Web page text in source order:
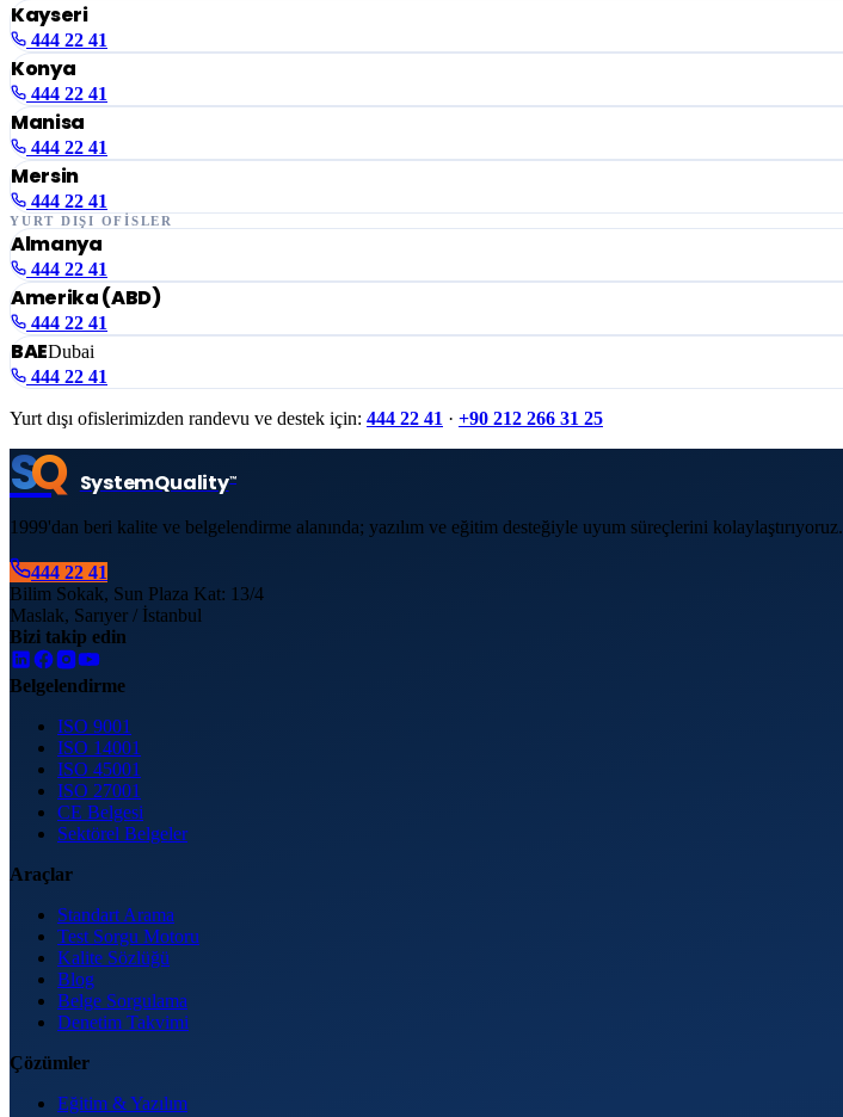
Kayseri
444 22 41
Konya
444 22 41
Manisa
444 22 41
Mersin
444 22 41
YURT DIŞI OFİSLER
Almanya
444 22 41
Amerika (ABD)
444 22 41
BAEDubai
444 22 41
Yurt dışı ofislerimizden randevu ve destek için: 444 22 41 · +90 212 266 31 25
SQ SystemQuality™
1999'dan beri kalite ve belgelendirme alanında; yazılım ve eğitim desteğiyle uyum süreçlerini kolaylaştırıyoruz.
444 22 41
Bilim Sokak, Sun Plaza Kat: 13/4
Maslak, Sarıyer / İstanbul
Bizi takip edin
Belgelendirme
ISO 9001
ISO 14001
ISO 45001
ISO 27001
CE Belgesi
Sektörel Belgeler
Araçlar
Standart Arama
Test Sorgu Motoru
Kalite Sözlüğü
Blog
Belge Sorgulama
Denetim Takvimi
Çözümler
Eğitim & Yazılım